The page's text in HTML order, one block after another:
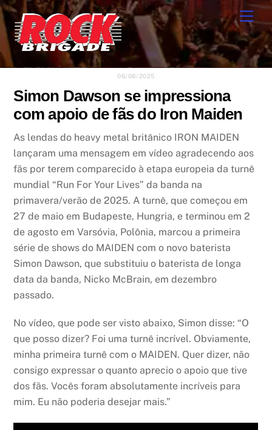
Skip
to
content
06/08/2025
Simon Dawson se impressiona
com apoio de fãs do Iron Maiden
As lendas do heavy metal britânico IRON MAIDEN
lançaram uma mensagem em vídeo agradecendo aos
fãs por terem comparecido à etapa europeia da turnê
mundial “Run For Your Lives” da banda na
primavera/verão de 2025. A turnê, que começou em
27 de maio em Budapeste, Hungria, e terminou em 2
de agosto em Varsóvia, Polônia, marcou a primeira
série de shows do MAIDEN com o novo baterista
Simon Dawson, que substituiu o baterista de longa
data da banda, Nicko McBrain, em dezembro
passado.
No vídeo, que pode ser visto abaixo, Simon disse: “O
que posso dizer? Foi uma turnê incrível. Obviamente,
minha primeira turnê com o MAIDEN. Quer dizer, não
consigo expressar o quanto aprecio o apoio que tive
dos fãs. Vocês foram absolutamente incríveis para
mim. Eu não poderia desejar mais.”